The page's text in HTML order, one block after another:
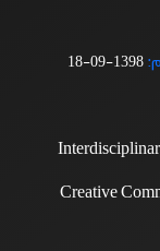
1398-09-18
Creative